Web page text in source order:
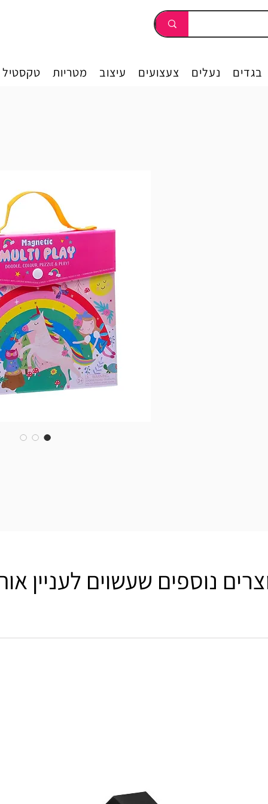
בגדים נעלים צעצועים עיצוב מטריות טקסטיל
נוספים שעשוים לעניין